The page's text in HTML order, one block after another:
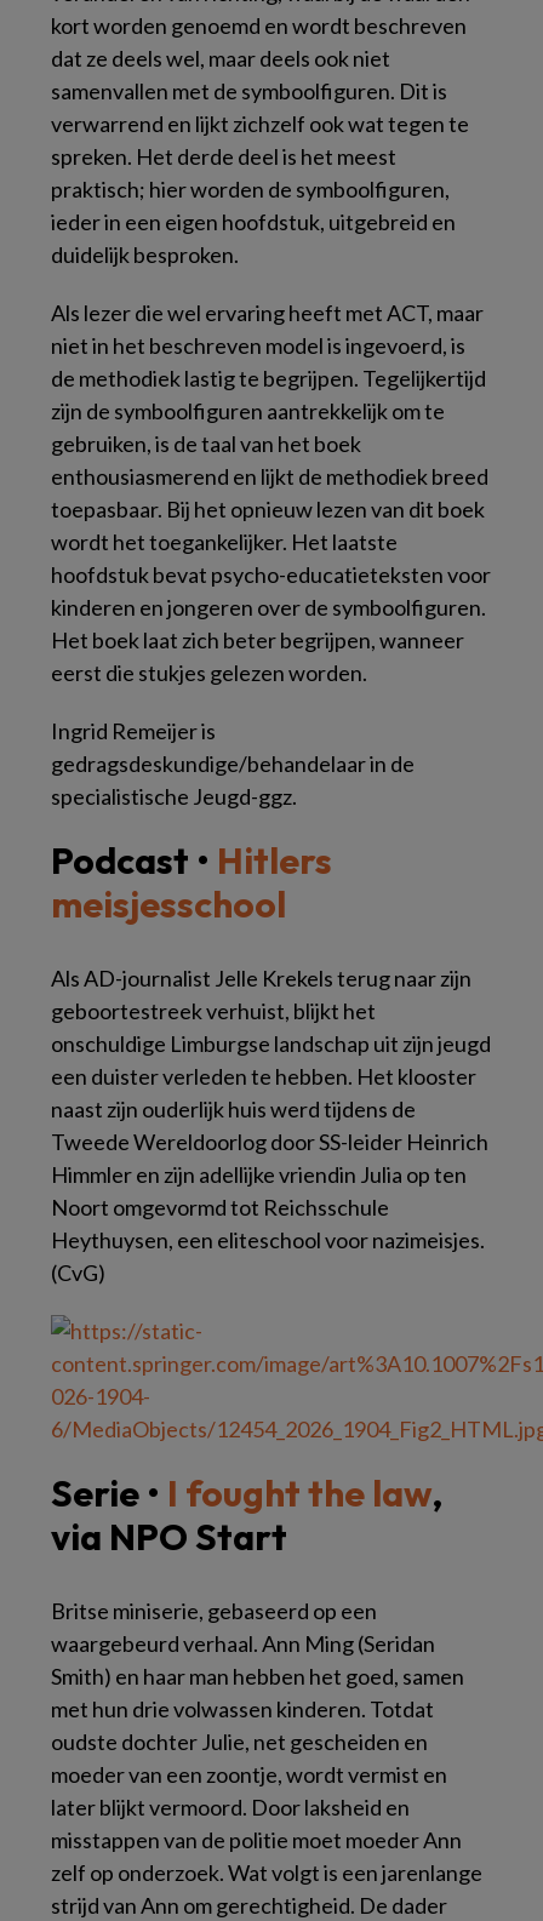
kort worden genoemd en wordt beschreven
dat ze deels wel, maar deels ook niet
samenvallen met de symboolfiguren. Dit is
verwarrend en lijkt zichzelf ook wat tegen te
spreken. Het derde deel is het meest
praktisch; hier worden de symboolfiguren,
ieder in een eigen hoofdstuk, uitgebreid en
duidelijk besproken.
Als lezer die wel ervaring heeft met ACT, maar
niet in het beschreven model is ingevoerd, is
de methodiek lastig te begrijpen. Tegelijkertijd
zijn de symboolfiguren aantrekkelijk om te
gebruiken, is de taal van het boek
enthousiasmerend en lijkt de methodiek breed
toepasbaar. Bij het opnieuw lezen van dit boek
wordt het toegankelijker. Het laatste
hoofdstuk bevat psycho-educatieteksten voor
kinderen en jongeren over de symboolfiguren.
Het boek laat zich beter begrijpen, wanneer
eerst die stukjes gelezen worden.
Ingrid Remeijer is
gedragsdeskundige/behandelaar in de
specialistische Jeugd-ggz.
Podcast • Hitlers
meisjesschool
Als AD-journalist Jelle Krekels terug naar zijn
geboortestreek verhuist, blijkt het
onschuldige Limburgse landschap uit zijn jeugd
een duister verleden te hebben. Het klooster
naast zijn ouderlijk huis werd tijdens de
Tweede Wereldoorlog door SS-leider Heinrich
Himmler en zijn adellijke vriendin Julia op ten
Noort omgevormd tot Reichsschule
Heythuysen, een eliteschool voor nazimeisjes.
(CvG)
Serie • I fought the law,
via NPO Start
Britse miniserie, gebaseerd op een
waargebeurd verhaal. Ann Ming (Seridan
Smith) en haar man hebben het goed, samen
met hun drie volwassen kinderen. Totdat
oudste dochter Julie, net gescheiden en
moeder van een zoontje, wordt vermist en
later blijkt vermoord. Door laksheid en
misstappen van de politie moet moeder Ann
zelf op onderzoek. Wat volgt is een jarenlange
strijd van Ann om gerechtigheid. De dader